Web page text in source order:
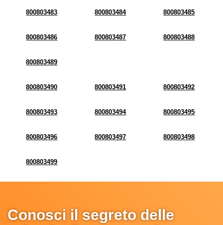
800803483 800803484 800803485
800803486 800803487 800803488
800803489
800803490 800803491 800803492
800803493 800803494 800803495
800803496 800803497 800803498
800803499
Conosci il segreto delle